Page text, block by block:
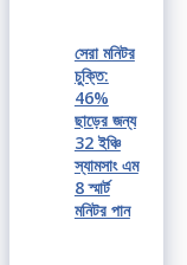
সেরা মনিটর
চুক্তি:
46%
ছাড়ের জন্য
32 ইঞ্চি
স্যামসাং এম
8 স্মার্ট
মনিটর পান